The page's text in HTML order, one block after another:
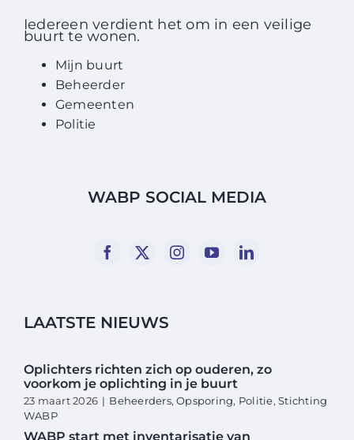
Iedereen verdient het om in een veilige
buurt te wonen.
Mijn buurt
Beheerder
Gemeenten
Politie
WABP SOCIAL MEDIA
LAATSTE NIEUWS
Oplichters richten zich op ouderen, zo
voorkom je oplichting in je buurt
23 maart 2026 | Beheerders,Opsporing, Politie,Stichting
WABP
WABP start met inventarisatie van